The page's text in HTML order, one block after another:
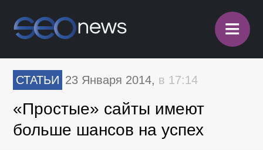
≡
СТАТЬИ 23 Января 2014, в 17:14
«Простые» сайты имеют
больше шансов на успех